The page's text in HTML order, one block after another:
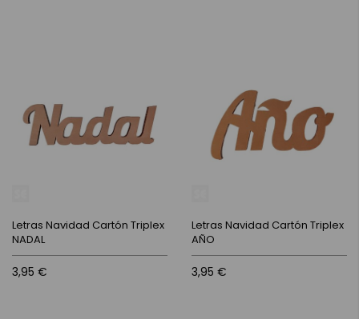
Letras Navidad Cartón Triplex
NADAL
3,95 €
Letras Navidad Cartón Triplex
AÑO
3,95 €